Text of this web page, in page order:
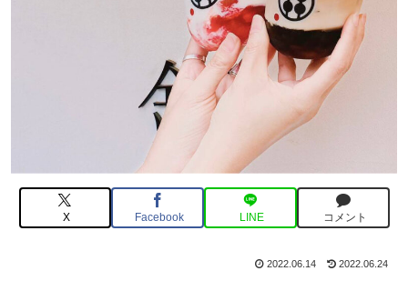
X Facebook LINE コメント
2022.06.14 2022.06.24